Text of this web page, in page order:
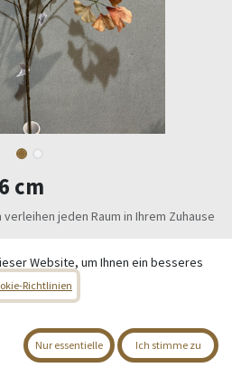
cm
jeden Raum in Ihrem Zuhause
orange
cm
zzgl. Versandkosten
Website, um Ihnen ein besseres
Richtlinien
Nur essentielle Ich stimme zu